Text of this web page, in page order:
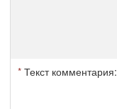
* Текст комментария: